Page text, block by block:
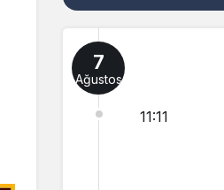
7
Ağustos
11:11